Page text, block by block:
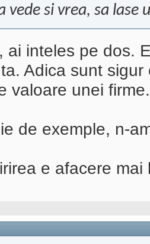
vede si vrea, sa lase
ai inteles pe dos.
Adica sunt
valoare unei firme.
de exemple, n-
e afacere mai